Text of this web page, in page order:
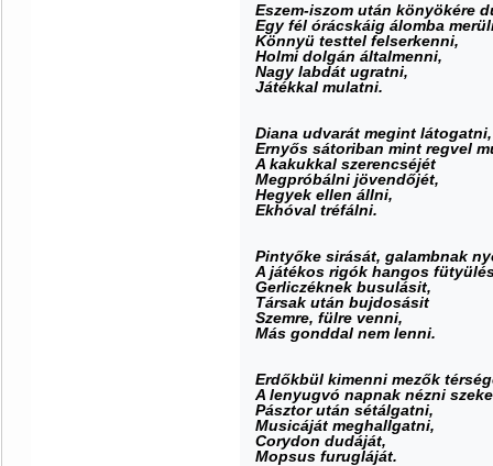
Eszem-iszom után könyökére
Egy fél órácskáig álomba
Könnyü testtel felserkenni,
Holmi dolgán általmenni,
Nagy labdát ugratni,
Játékkal mulatni.
Diana udvarát megint látogatni,
Ernyős sátoriban mint regvel
A kakukkal szerencséjét
Megpróbálni jövendőjét,
Hegyek ellen állni,
Ekhóval tréfálni.
Pintyőke sirását, galambnak
A játékos rigók hangos
Gerliczéknek busulásit,
Társak után bujdosásit
Szemre, fülre venni,
Más gonddal nem lenni.
Erdőkbül kimenni mezők
A lenyugvó napnak nézni
Pásztor után sétálgatni,
Musicáját meghallgatni,
Corydon dudáját,
Mopsus furugláját.